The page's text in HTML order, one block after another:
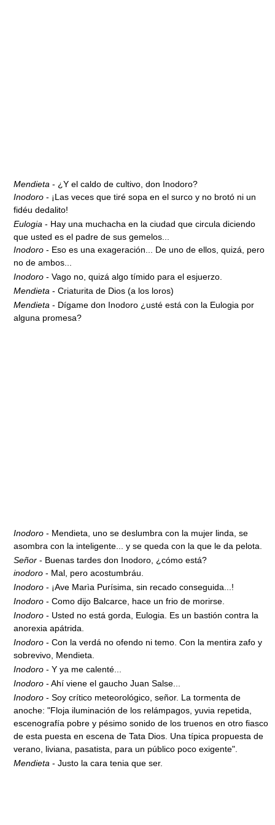
Mendieta - ¿Y el caldo de cultivo, don Inodoro?
Inodoro - ¡Las veces que tiré sopa en el surco y no brotó ni un
fidéu dedalito!
Eulogia - Hay una muchacha en la ciudad que circula diciendo
que usted es el padre de sus gemelos...
Inodoro - Eso es una exageración... De uno de ellos, quizá, pero
no de ambos...
Inodoro - Vago no, quizá algo tímido para el esjuerzo.
Mendieta - Criaturita de Dios (a los loros)
Mendieta - Dígame don Inodoro ¿usté está con la Eulogia por
alguna promesa?
Inodoro - Mendieta, uno se deslumbra con la mujer linda, se
asombra con la inteligente... y se queda con la que le da pelota.
Señor - Buenas tardes don Inodoro, ¿cómo está?
inodoro - Mal, pero acostumbráu.
Inodoro - ¡Ave Marìa Purísima, sin recado conseguida...!
Inodoro - Como dijo Balcarce, hace un frio de morirse.
Inodoro - Usted no está gorda, Eulogia. Es un bastión contra la
anorexia apátrida.
Inodoro - Con la verdá no ofendo ni temo. Con la mentira zafo y
sobrevivo, Mendieta.
Inodoro - Y ya me calenté...
Inodoro - Ahí viene el gaucho Juan Salse...
Inodoro - Soy crítico meteorológico, señor. La tormenta de
anoche: "Floja iluminación de los relámpagos, yuvia repetida,
escenografía pobre y pésimo sonido de los truenos en otro fiasco
de esta puesta en escena de Tata Dios. Una típica propuesta de
verano, liviana, pasatista, para un público poco exigente".
Mendieta - Justo la cara tenia que ser.